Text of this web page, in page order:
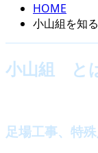
HOME
小山組を知る
小山組 と
足場工事、特